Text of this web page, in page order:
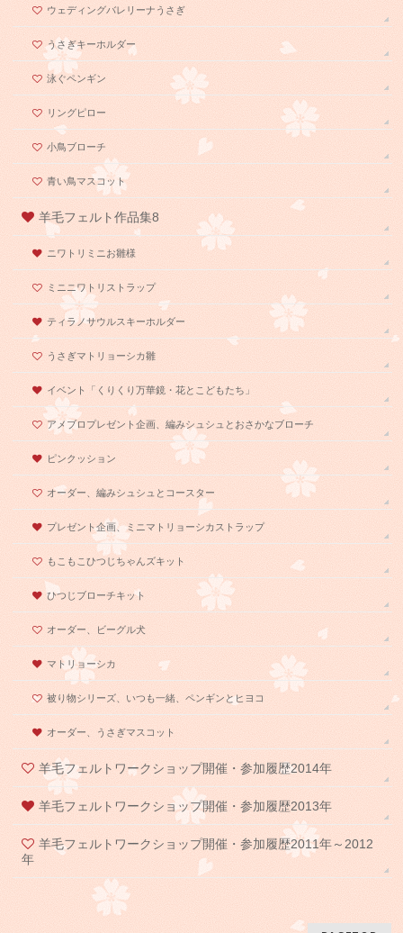
ウェディングバレリーナうさぎ
うさぎキーホルダー
泳ぐペンギン
リングピロー
小鳥ブローチ
青い鳥マスコット
羊毛フェルト作品集8
ニワトリミニお雛様
ミニニワトリストラップ
ティラノサウルスキーホルダー
うさぎマトリョーシカ雛
イベント「くりくり万華鏡・花とこどもたち」
アメブロプレゼント企画、編みシュシュとおさかなブローチ
ピンクッション
オーダー、編みシュシュとコースター
プレゼント企画、ミニマトリョーシカストラップ
もこもこひつじちゃんズキット
ひつじブローチキット
オーダー、ビーグル犬
マトリョーシカ
被り物シリーズ、いつも一緒、ペンギンとヒヨコ
オーダー、うさぎマスコット
羊毛フェルトワークショップ開催・参加履歴2014年
羊毛フェルトワークショップ開催・参加履歴2013年
羊毛フェルトワークショップ開催・参加履歴2011年～2012
年